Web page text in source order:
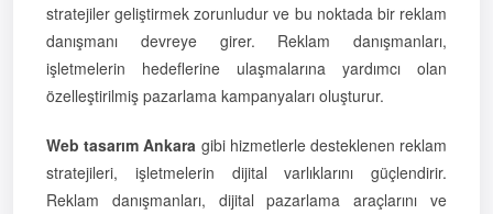
stratejiler geliştirmek zorunludur ve bu noktada bir reklam
danışmanı devreye girer. Reklam danışmanları,
işletmelerin hedeflerine ulaşmalarına yardımcı olan
özelleştirilmiş pazarlama kampanyaları oluşturur.
Web tasarım Ankara gibi hizmetlerle desteklenen reklam
stratejileri, işletmelerin dijital varlıklarını güçlendirir.
Reklam danışmanları, dijital pazarlama araçlarını ve